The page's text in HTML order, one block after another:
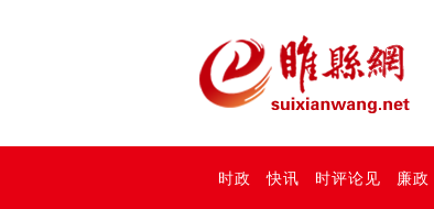
时政 快讯 时评论见 廉政